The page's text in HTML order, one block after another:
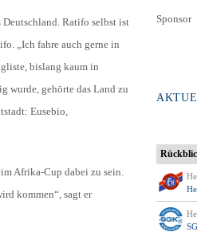
Ratifo selbst ist
„Ich fahre auch gerne in
bislang kaum in
wurde, gehörte das Land zu
Eusebio,
Afrika-Cup dabei zu sein.
kommen“, sagt er